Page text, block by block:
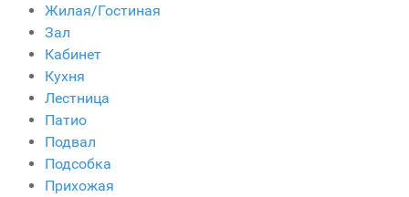
Жилая/Гостиная
Зал
Кабинет
Кухня
Лестница
Патио
Подвал
Подсобка
Прихожая